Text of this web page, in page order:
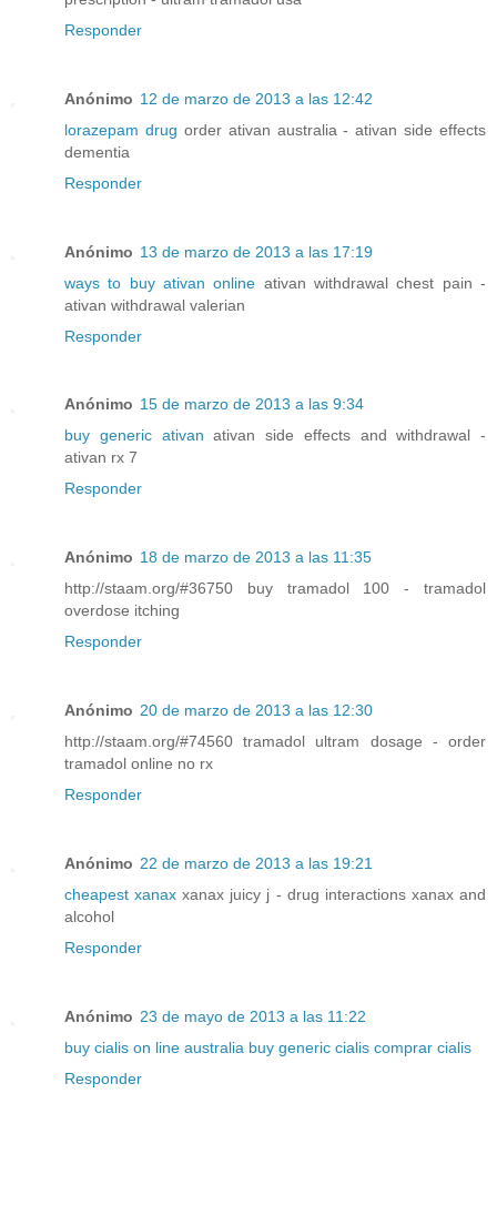
Responder
Anónimo 12 de marzo de 2013 a las 12:42
lorazepam drug order ativan australia - ativan side effects
dementia
Responder
Anónimo 13 de marzo de 2013 a las 17:19
ways to buy ativan online ativan withdrawal chest pain -
ativan withdrawal valerian
Responder
Anónimo 15 de marzo de 2013 a las 9:34
buy generic ativan ativan side effects and withdrawal -
ativan rx 7
Responder
Anónimo 18 de marzo de 2013 a las 11:35
http://staam.org/#36750 buy tramadol 100 - tramadol
overdose itching
Responder
Anónimo 20 de marzo de 2013 a las 12:30
http://staam.org/#74560 tramadol ultram dosage - order
tramadol online no rx
Responder
Anónimo 22 de marzo de 2013 a las 19:21
cheapest xanax xanax juicy j - drug interactions xanax and
alcohol
Responder
Anónimo 23 de mayo de 2013 a las 11:22
buy cialis on line australia buy generic cialis comprar cialis
Responder